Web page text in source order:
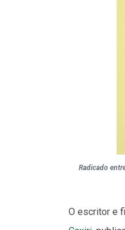
Radicado
O escritor e